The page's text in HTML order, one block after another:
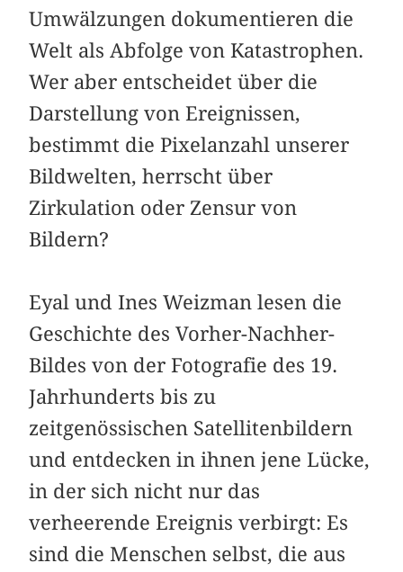
Umwälzungen dokumentieren die
Welt als Abfolge von Katastrophen.
Wer aber entscheidet über die
Darstellung von Ereignissen,
bestimmt die Pixelanzahl unserer
Bildwelten, herrscht über
Zirkulation oder Zensur von
Bildern?
Eyal und Ines Weizman lesen die
Geschichte des Vorher-Nachher-
Bildes von der Fotografie des 19.
Jahrhunderts bis zu
zeitgenössischen Satellitenbildern
und entdecken in ihnen jene Lücke,
in der sich nicht nur das
verheerende Ereignis verbirgt: Es
sind die Menschen selbst, die aus